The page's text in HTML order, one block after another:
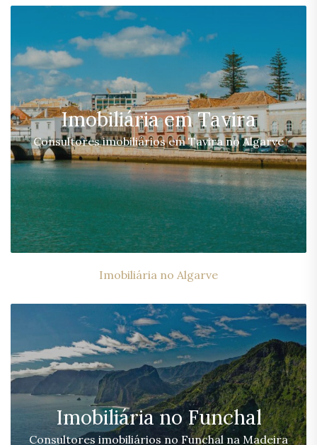
Imobiliária em Tavira
Consultores imobiliários em Tavira no Algarve
Imobiliária no Algarve
Imobiliária no Funchal
Consultores imobiliários no Funchal na Madeira